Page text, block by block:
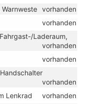
vorhanden
vorhanden
Laderaum,
vorhanden
vorhanden
vorhanden
Lenkrad
vorhanden